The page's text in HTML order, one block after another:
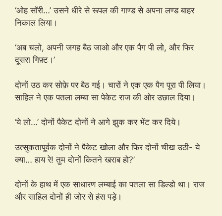
‘ओह सॉरी…’ उसने धीरे से रूपल की गाण्ड से अपना लण्ड बाहर
निकाल लिया।
‘अब चलो, अपनी जगह बैठ जाओ और एक पैग पी लो, और फिर
दूसरा गिफ़्ट।’
दोनों उठ कर सोफ़े पर बैठ गई। चारों ने एक एक पैग पूरा पी लिया।
साहिल ने एक पतला लम्बा सा पेकेट राज की ओर उछाल दिया।
‘ये लो…’ दोनों पैकेट दोनों ने आगे झुक कर भेंट कर दिये।
उत्सुकतापूर्वक दोनों ने पैकेट खोला और फिर दोनों चीख उठी- ये
क्या… हाय रे! तुम दोनों कितने खराब हो?’
दोनों के हाथ में एक साधारण लम्बाई का पतला सा डिल्डो था। राज
और साहिल दोनों ही जोर से हंस पड़े।